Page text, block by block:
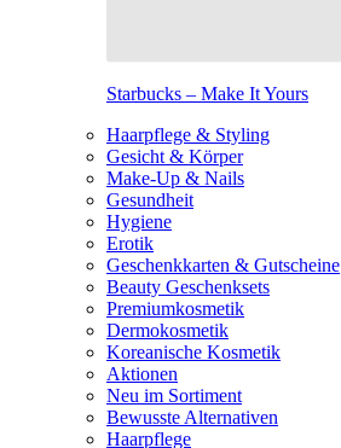
Starbucks – Make It Yours
Haarpflege & Styling
Gesicht & Körper
Make-Up & Nails
Gesundheit
Hygiene
Erotik
Geschenkkarten & Gutscheine
Beauty Geschenksets
Premiumkosmetik
Dermokosmetik
Koreanische Kosmetik
Aktionen
Neu im Sortiment
Bewusste Alternativen
Haarpflege